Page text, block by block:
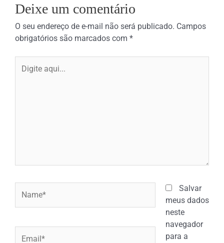
Deixe um comentário
O seu endereço de e-mail não será publicado. Campos
obrigatórios são marcados com *
aqui...
Salvar
meus dados
neste
navegador
para a